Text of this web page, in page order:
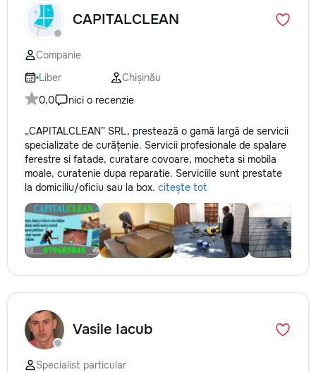
CAPITALCLEAN
Companie
Liber
Chișinău
0,0
nici o recenzie
„CAPITALCLEAN” SRL, prestează o gamă largă de servicii
specializate de curățenie. Servicii profesionale de spalare
ferestre si fatade, curatare covoare, mocheta si mobila
moale, curatenie dupa reparatie. Serviciile sunt prestate
la domiciliu/oficiu sau la box. citește tot
Vasile Iacub
Specialist particular